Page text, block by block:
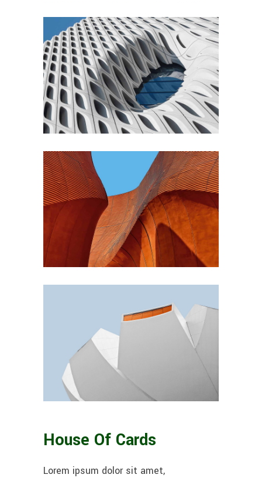
House Of Cards
Lorem ipsum dolor sit amet,